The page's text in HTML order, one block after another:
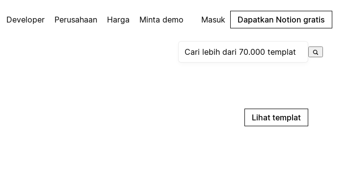
Developer Perusahaan Harga Minta demo Masuk Dapatkan Notion gratis
Lihat templat